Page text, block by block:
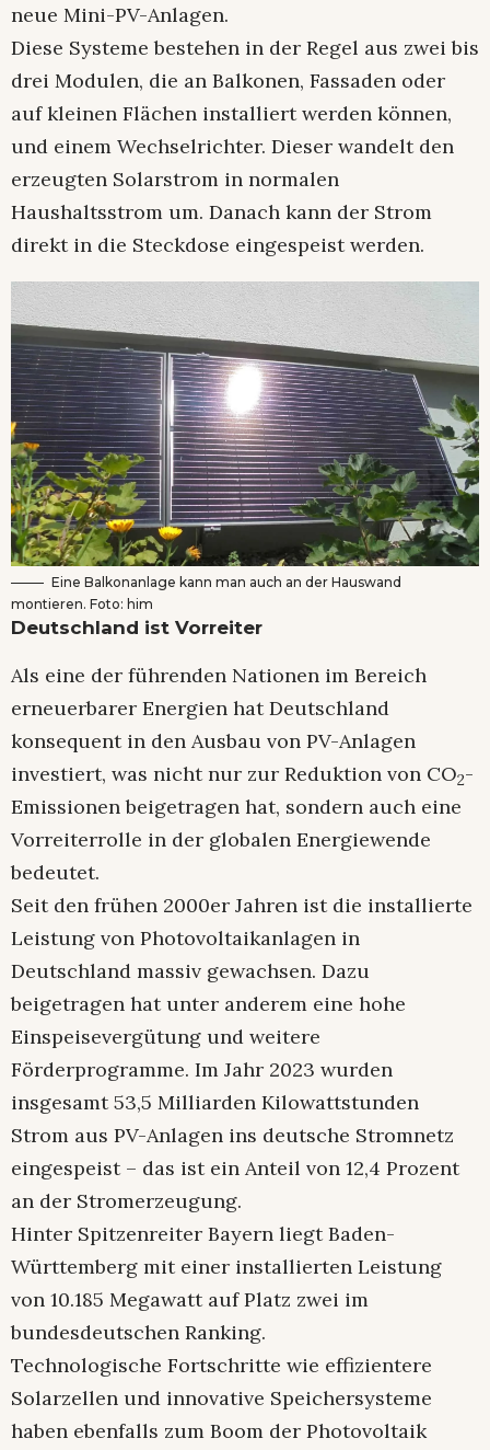
neue Mini-PV-Anlagen.
Diese Systeme bestehen in der Regel aus zwei bis
drei Modulen, die an Balkonen, Fassaden oder
auf kleinen Flächen installiert werden können,
und einem Wechselrichter. Dieser wandelt den
erzeugten Solarstrom in normalen
Haushaltsstrom um. Danach kann der Strom
direkt in die Steckdose eingespeist werden.
Eine Balkonanlage kann man auch an der Hauswand
montieren. Foto: him
Deutschland ist Vorreiter
Als eine der führenden Nationen im Bereich
erneuerbarer Energien hat Deutschland
konsequent in den Ausbau von PV-Anlagen
investiert, was nicht nur zur Reduktion von CO2-
Emissionen beigetragen hat, sondern auch eine
Vorreiterrolle in der globalen Energiewende
bedeutet.
Seit den frühen 2000er Jahren ist die installierte
Leistung von Photovoltaikanlagen in
Deutschland massiv gewachsen. Dazu
beigetragen hat unter anderem eine hohe
Einspeisevergütung und weitere
Förderprogramme. Im Jahr 2023 wurden
insgesamt 53,5 Milliarden Kilowattstunden
Strom aus PV-Anlagen ins deutsche Stromnetz
eingespeist – das ist ein Anteil von 12,4 Prozent
an der Stromerzeugung.
Hinter Spitzenreiter Bayern liegt Baden-
Württemberg mit einer installierten Leistung
von 10.185 Megawatt auf Platz zwei im
bundesdeutschen Ranking.
Technologische Fortschritte wie effizientere
Solarzellen und innovative Speichersysteme
haben ebenfalls zum Boom der Photovoltaik